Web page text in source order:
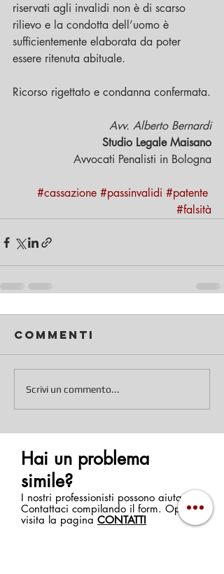
riservati agli invalidi non è di scarso
rilievo e la condotta dell’uomo è
sufficientemente elaborata da poter
essere ritenuta abituale.
Ricorso rigettato e condanna confermata.
Avv. Alberto Bernardi
Studio Legale Maisano
Avvocati Penalisti in Bologna
#cassazione #passinvalidi #patente
#falsità
Commenti
Scrivi un commento...
Hai un problema
simile?
I nostri professionisti possono aiutarti.
Contattaci compilando il form. Oppure
visita la pagina CONTATTI